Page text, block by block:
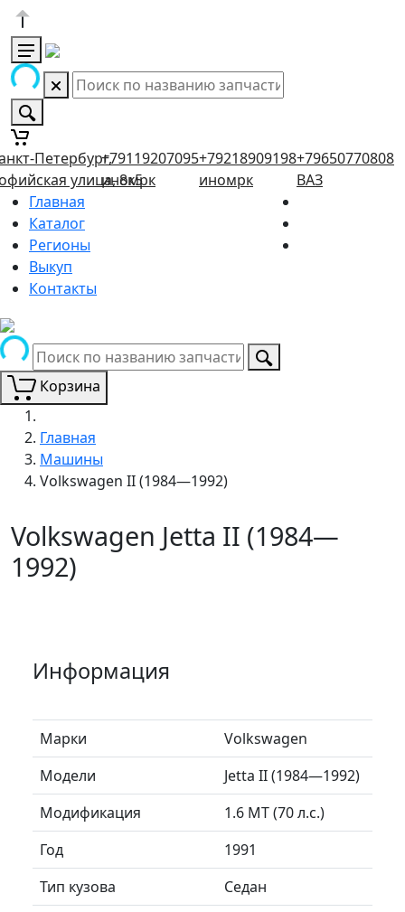
Петербург,
улица, 8к5
+79119207095
иномрк
+79218909198
иномрк
+79650770808
ВАЗ
Главная
Каталог
Регионы
Выкуп
Контакты
Корзина
Главная
Машины
Volkswagen II (1984—1992)
Volkswagen Jetta II (1984—
1992)
Информация
Марки
Volkswagen
Модели
Jetta II (1984—1992)
Модификация
1.6 MT (70 л.с.)
Год
1991
Тип кузова
Седан